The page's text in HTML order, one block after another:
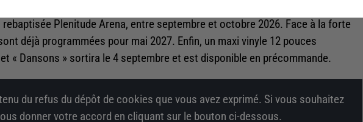
que la chanteuse prépare son retour sur scène avec une résidence de 16
Plenitude Arena, entre septembre et octobre 2026. Face à la forte
déjà programmées pour mai 2027. Enfin, un maxi vinyle 12 pouces
« Dansons » sortira le 4 septembre et est disponible en précommande.
du refus du dépôt de cookies que vous avez exprimé. Si vous souhaitez
donner votre accord en cliquant sur le bouton ci-dessous.